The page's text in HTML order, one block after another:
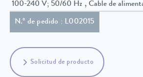
100-240 V; 50/60 Hz ,
N.º de pedido : L002015
Solicitud de producto